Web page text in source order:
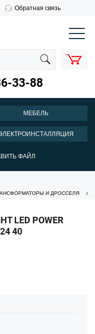
Обратная связь
33-88
КОРЗИНА
33-88
МЕБЕЛЬ
ФАЙЛ
И ДРОССЕЛЯ
LED POWER
40